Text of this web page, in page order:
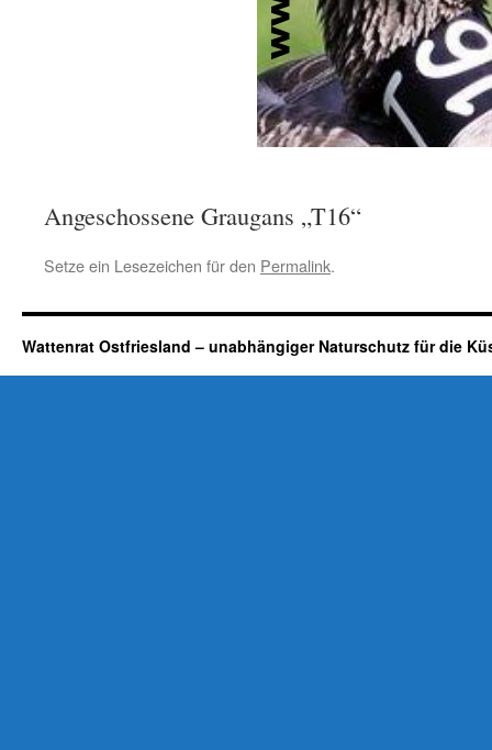
Angeschossene Graugans „T16“
Setze ein Lesezeichen für den Permalink.
Wattenrat Ostfriesland – unabhängiger Naturschutz für die